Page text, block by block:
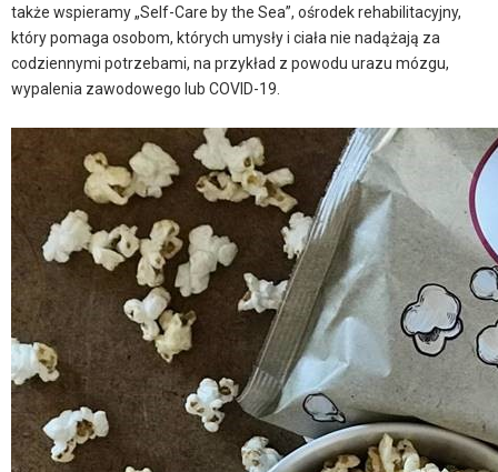
także wspieramy „Self-Care by the Sea”, ośrodek rehabilitacyjny,
który pomaga osobom, których umysły i ciała nie nadążają za
codziennymi potrzebami, na przykład z powodu urazu mózgu,
wypalenia zawodowego lub COVID-19.